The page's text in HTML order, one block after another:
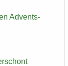
Ad­vents­